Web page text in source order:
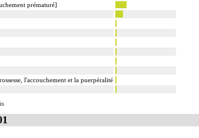
prématuré]
l'accouchement et la puerpéralité